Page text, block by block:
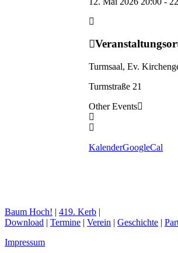
Turmsaal, Ev.
Turmstraße 21
Other Events
KalenderGoogleCal
Baum Hoch! | 419. Kerb |
Download | Termine | Verein | Geschichte |
Impressum